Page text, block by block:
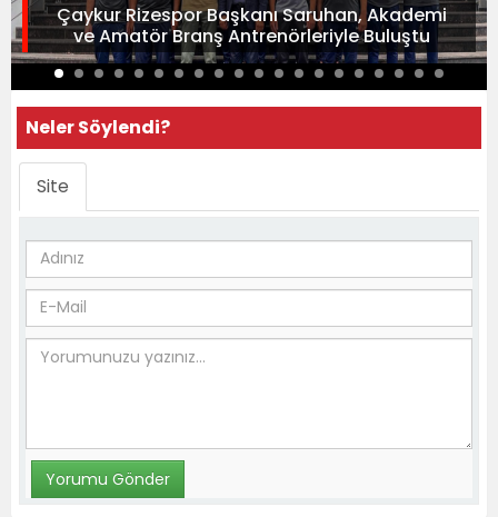
Çaykur Rizespor Başkanı Saruhan, Akademi
ve Amatör Branş Antrenörleriyle Buluştu
Neler Söylendi?
Site